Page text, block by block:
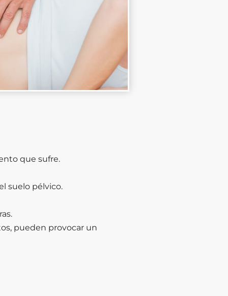
que sufre.
suelo pélvico.
pueden provocar un